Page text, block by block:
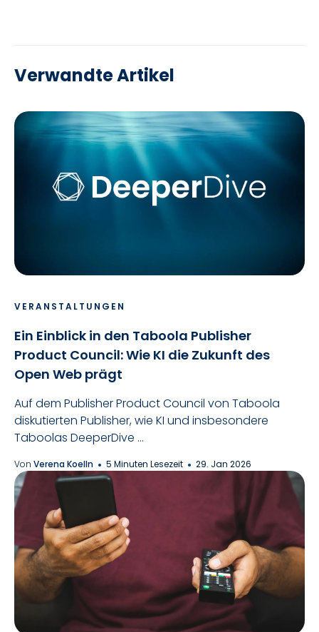
Verwandte Artikel
VERANSTALTUNGEN
Ein Einblick in den Taboola Publisher
Product Council: Wie KI die Zukunft des
Open Web prägt
Auf dem Publisher Product Council von Taboola
diskutierten Publisher, wie KI und insbesondere
Taboolas DeeperDive ...
Von Verena Koelln 5 Minuten Lesezeit 29. Jan 2026